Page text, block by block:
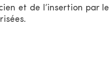
et de l’insertion par le